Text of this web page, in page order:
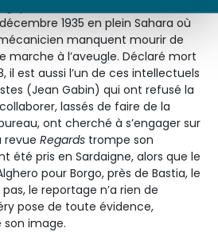
mais fondent aussi le
1935 en plein Sahara où
manquent mourir de
marche à l’aveugle. Déclaré mort
il est aussi l’un de ces intellectuels
(Jean Gabin) qui ont refusé la
lassés de faire de la
ont cherché à s’engager sur
revue Regards trompe son
été pris en Sardaigne, alors que le
pour Borgo, près de Bastia, le
le reportage n’a rien de
pose de toute évidence,
image.